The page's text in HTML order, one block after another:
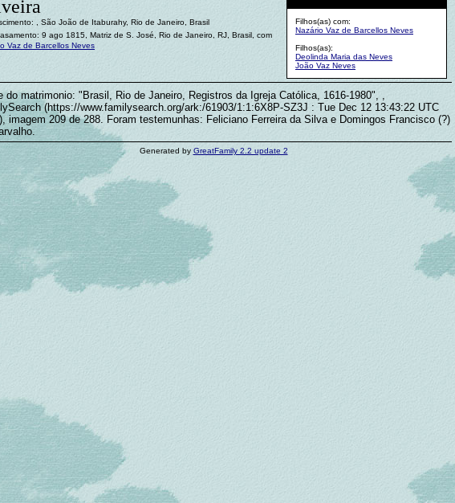
Filhos(as) com:
Nazário Vaz de Barcellos Neves
Filhos(as):
Deolinda Maria das Neves
João Vaz Neves
, São João de Itaburahy, Rio de Janeiro, Brasil
9 ago 1815, Matriz de S. José, Rio de Janeiro, RJ, Brasil, com
Vaz de Barcellos Neves
do matrimonio: "Brasil, Rio de Janeiro, Registros da Igreja Católica, 1616-1980", ,
(https://www.familysearch.org/ark:/61903/1:1:6X8P-SZ3J : Tue Dec 12 13:43:22 UTC
imagem 209 de 288. Foram testemunhas: Feliciano Ferreira da Silva e Domingos Francisco (?)
Generated by GreatFamily 2.2 update 2